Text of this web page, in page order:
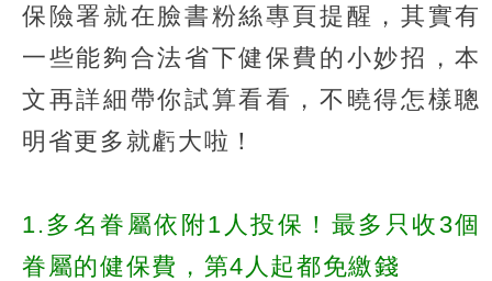
保險署就在臉書粉絲專頁提醒，其實有
一些能夠合法省下健保費的小妙招，本
文再詳細帶你試算看看，不曉得怎樣聰
明省更多就虧大啦！
1.多名眷屬依附1人投保！最多只收3個
眷屬的健保費，第4人起都免繳錢